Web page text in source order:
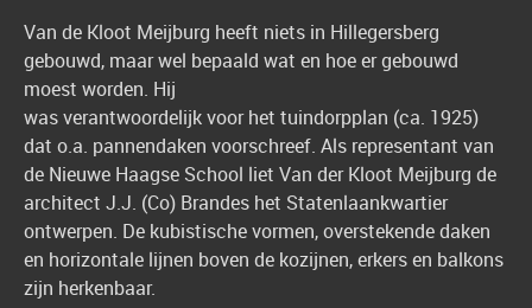
Van de Kloot Meijburg heeft niets in Hillegersberg
gebouwd, maar wel bepaald wat en hoe er gebouwd
moest worden. Hij
was verantwoordelijk voor het tuindorpplan (ca. 1925)
dat o.a. pannendaken voorschreef. Als representant van
de Nieuwe Haagse School liet Van der Kloot Meijburg de
architect J.J. (Co) Brandes het Statenlaankwartier
ontwerpen. De kubistische vormen, overstekende daken
en horizontale lijnen boven de kozijnen, erkers en balkons
zijn herkenbaar.